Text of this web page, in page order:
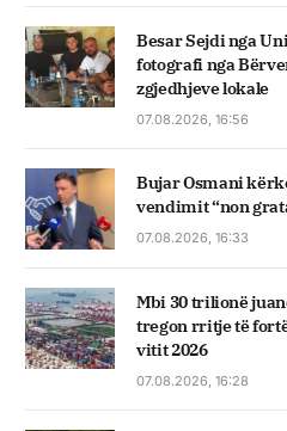
Besar Sejdi nga
fotografi nga
zgjedhjeve lokale
07.08.2026, 16:56
Bujar Osmani
vendimit “non
07.08.2026, 16:33
Mbi 30 trilionë
tregon rritje të
vitit 2026
07.08.2026, 16:28